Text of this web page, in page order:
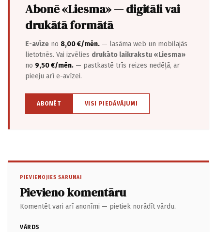
Abonē «Liesma» — digitāli vai
drukātā formātā
E-avīze no 8,00 €/mēn. — lasāma web un mobilajās
lietotnēs. Vai izvēlies drukāto laikrakstu «Liesma»
no 9,50 €/mēn. — pastkastē trīs reizes nedēļā, ar
pieeju arī e-avīzei.
ABONĒT VISI PIEDĀVĀJUMI
PIEVIENOJIES SARUNAI
Pievieno komentāru
Komentēt vari arī anonīmi — pietiek norādīt vārdu.
VĀRDS